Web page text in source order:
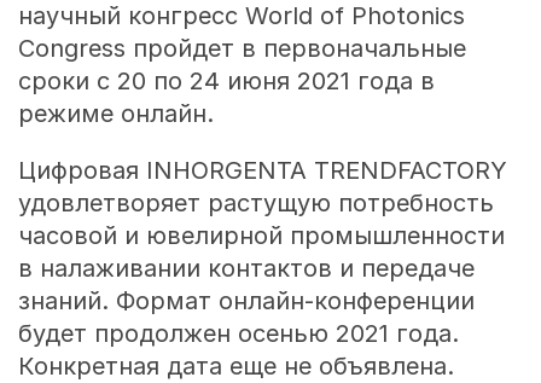
научный конгресс World of Photonics
Congress пройдет в первоначальные
сроки с 20 по 24 июня 2021 года в
режиме онлайн.
Цифровая INHORGENTA TRENDFACTORY
удовлетворяет растущую потребность
часовой и ювелирной промышленности
в налаживании контактов и передаче
знаний. Формат онлайн-конференции
будет продолжен осенью 2021 года.
Конкретная дата еще не объявлена.